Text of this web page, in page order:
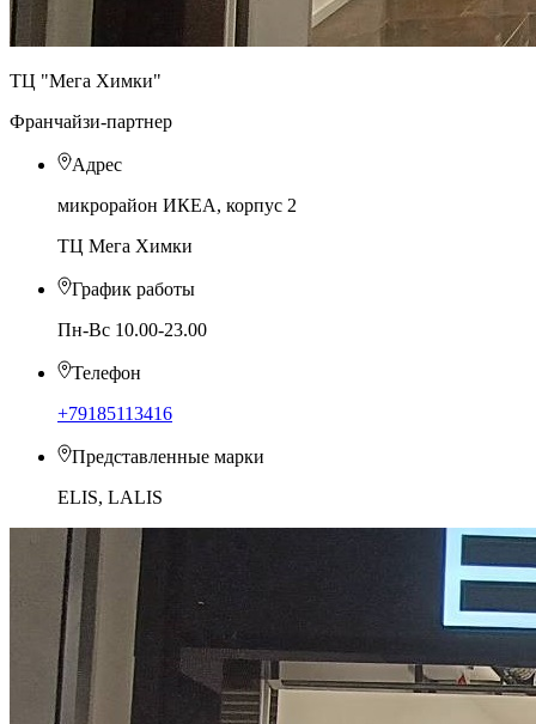
ТЦ "Мега Химки"
Франчайзи-партнер
Адрес
микрорайон ИКЕА, корпус 2
ТЦ Мега Химки
График работы
Пн-Вс 10.00-23.00
Телефон
+79185113416
Представленные марки
ELIS, LALIS